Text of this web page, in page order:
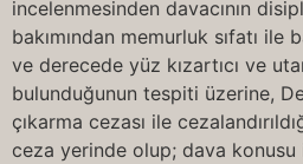
incelenmesinden davacının
bakımından memurluk sıfatı
ve derecede yüz kızartıcı ve
bulunduğunun tespiti üzerine,
çıkarma cezası ile
ceza yerinde olup; dava